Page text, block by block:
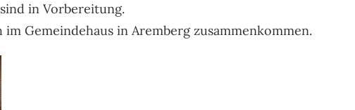
in Vorbereitung.
Gemeindehaus in Aremberg zusammenkommen.